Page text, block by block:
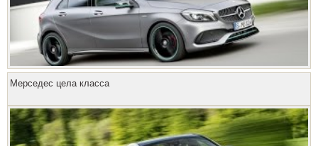
Мерседес цела класса